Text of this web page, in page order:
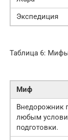
Экспедиция
Таблица 6:
Миф
Внедорожник
любым
подготовки.